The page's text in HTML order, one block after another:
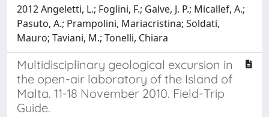
2012 Angeletti, L.; Foglini, F.; Galve, J. P.; Micallef, A.;
Pasuto, A.; Prampolini, Mariacristina; Soldati,
Mauro; Taviani, M.; Tonelli, Chiara
Multidisciplinary geological excursion in
the open-air laboratory of the Island of
Malta. 11-18 November 2010. Field-Trip
Guide.